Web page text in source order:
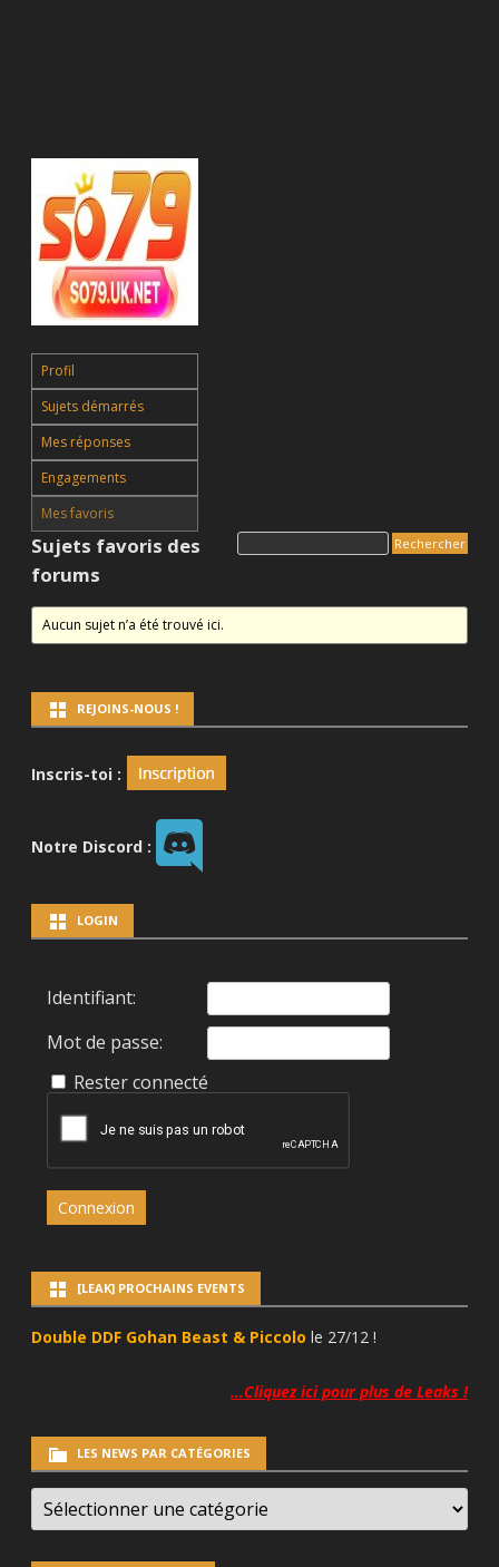
Profil
Sujets démarrés
Mes réponses
Engagements
Mes favoris
Sujets favoris des
forums
Aucun sujet n’a été trouvé ici.
REJOINS-NOUS !
Inscris-toi :
Notre Discord :
LOGIN
Identifiant:
Mot de passe:
Rester connecté
Connexion
[LEAK] PROCHAINS EVENTS
Double DDF Gohan Beast & Piccolo le 27/12 !
…Cliquez ici pour plus de Leaks !
LES NEWS PAR CATÉGORIES
LES
NEWS
PAR